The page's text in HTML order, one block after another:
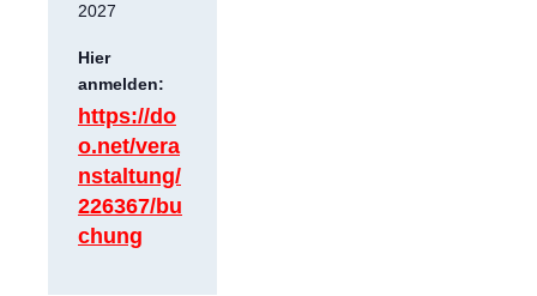
2027
Hier
anmelden:
https://do
o.net/vera
nstaltung/
226367/bu
chung